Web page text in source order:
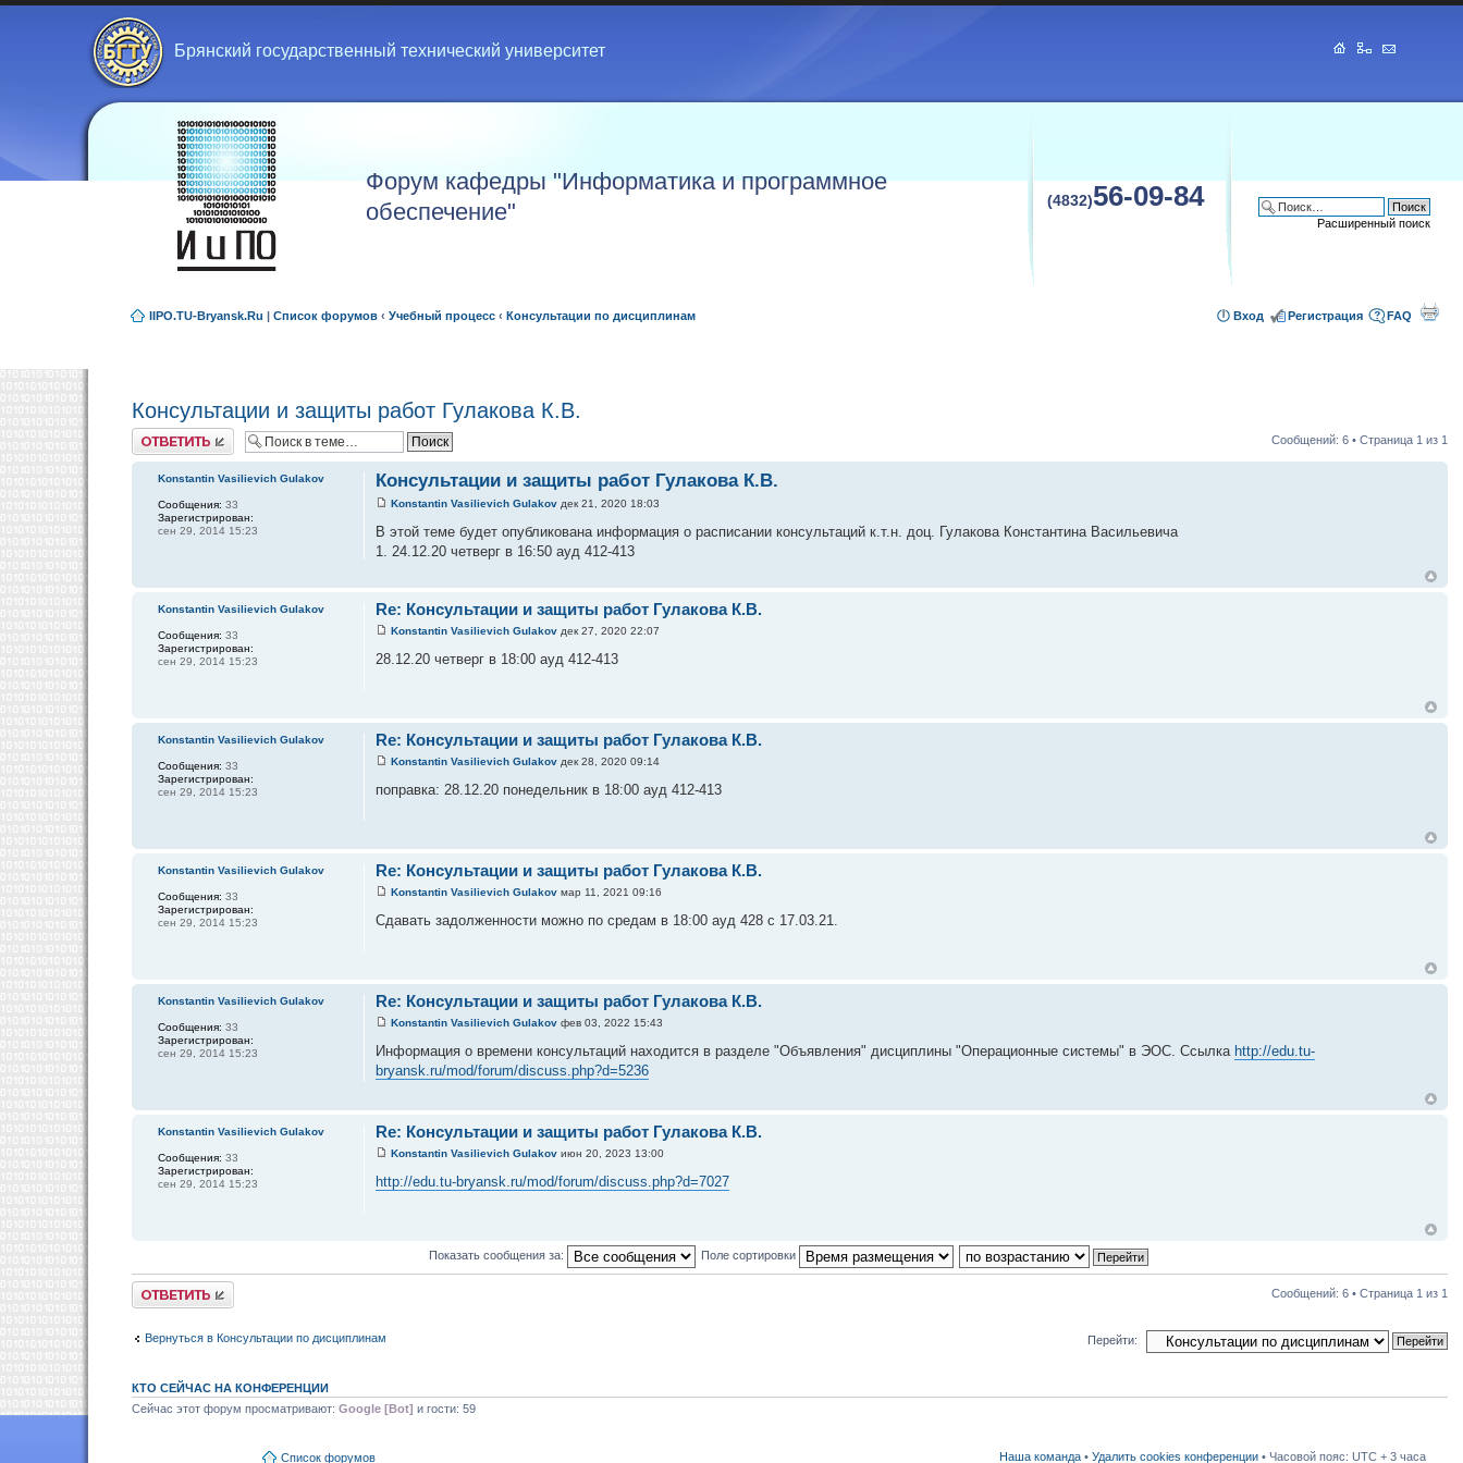
Брянский государственный технический университет
Форум кафедры "Информатика и программное
обеспечение"
(4832)56-09-84
Расширенный поиск
IIPO.TU-Bryansk.Ru | Список форумов ‹ Учебный процесс ‹ Консультации по дисциплинам FAQ
Регистрация
Вход
Консультации и защиты работ Гулакова К.В.
Ответить Сообщений: 6 • Страница 1 из 1
Консультации и защиты работ Гулакова К.В.
Konstantin Vasilievich Gulakov дек 21, 2020 18:03
В этой теме будет опубликована информация о расписании консультаций к.т.н. доц. Гулакова Константина Васильевича
1. 24.12.20 четверг в 16:50 ауд 412-413
Konstantin Vasilievich Gulakov
Сообщения: 33
Зарегистрирован:
сен 29, 2014 15:23
Re: Консультации и защиты работ Гулакова К.В.
Konstantin Vasilievich Gulakov дек 27, 2020 22:07
28.12.20 четверг в 18:00 ауд 412-413
Konstantin Vasilievich Gulakov
Сообщения: 33
Зарегистрирован:
сен 29, 2014 15:23
Re: Консультации и защиты работ Гулакова К.В.
Konstantin Vasilievich Gulakov дек 28, 2020 09:14
поправка: 28.12.20 понедельник в 18:00 ауд 412-413
Konstantin Vasilievich Gulakov
Сообщения: 33
Зарегистрирован:
сен 29, 2014 15:23
Re: Консультации и защиты работ Гулакова К.В.
Konstantin Vasilievich Gulakov мар 11, 2021 09:16
Сдавать задолженности можно по средам в 18:00 ауд 428 с 17.03.21.
Konstantin Vasilievich Gulakov
Сообщения: 33
Зарегистрирован:
сен 29, 2014 15:23
Re: Консультации и защиты работ Гулакова К.В.
Konstantin Vasilievich Gulakov фев 03, 2022 15:43
Информация о времени консультаций находится в разделе "Объявления" дисциплины "Операционные системы" в ЭОС. Ссылка http://edu.tu-
bryansk.ru/mod/forum/discuss.php?d=5236
Konstantin Vasilievich Gulakov
Сообщения: 33
Зарегистрирован:
сен 29, 2014 15:23
Re: Консультации и защиты работ Гулакова К.В.
Konstantin Vasilievich Gulakov июн 20, 2023 13:00
http://edu.tu-bryansk.ru/mod/forum/discuss.php?d=7027
Konstantin Vasilievich Gulakov
Сообщения: 33
Зарегистрирован:
сен 29, 2014 15:23
Показать сообщения за: Поле сортировки
Ответить Сообщений: 6 • Страница 1 из 1
Вернуться в Консультации по дисциплинам Перейти:
КТО СЕЙЧАС НА КОНФЕРЕНЦИИ
Сейчас этот форум просматривают: Google [Bot] и гости: 59
Список форумов Наша команда • Удалить cookies конференции • Часовой пояс: UTC + 3 часа